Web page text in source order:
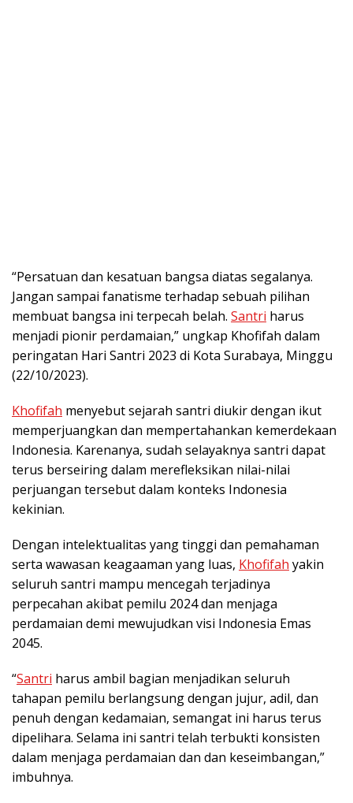
“Persatuan dan kesatuan bangsa diatas segalanya.
Jangan sampai fanatisme terhadap sebuah pilihan
membuat bangsa ini terpecah belah. Santri harus
menjadi pionir perdamaian,” ungkap Khofifah dalam
peringatan Hari Santri 2023 di Kota Surabaya, Minggu
(22/10/2023).
Khofifah menyebut sejarah santri diukir dengan ikut
memperjuangkan dan mempertahankan kemerdekaan
Indonesia. Karenanya, sudah selayaknya santri dapat
terus berseiring dalam merefleksikan nilai-nilai
perjuangan tersebut dalam konteks Indonesia
kekinian.
Dengan intelektualitas yang tinggi dan pemahaman
serta wawasan keagaaman yang luas, Khofifah yakin
seluruh santri mampu mencegah terjadinya
perpecahan akibat pemilu 2024 dan menjaga
perdamaian demi mewujudkan visi Indonesia Emas
2045.
“Santri harus ambil bagian menjadikan seluruh
tahapan pemilu berlangsung dengan jujur, adil, dan
penuh dengan kedamaian, semangat ini harus terus
dipelihara. Selama ini santri telah terbukti konsisten
dalam menjaga perdamaian dan dan keseimbangan,”
imbuhnya.